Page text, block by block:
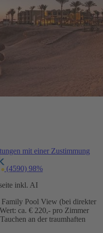
mit einer Zustimmung
(4590) 98%
inkl. AI
Pool View (bei direkter
ca. € 220,- pro Zimmer
an der traumhaften